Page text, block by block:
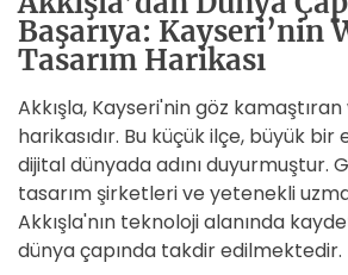
Başarıya: Kayseri’nin
Tasarım Harikası
Akkışla, Kayseri'nin göz
harikasıdır. Bu küçük ilçe, büyük
dijital dünyada adını duyurmuştur.
tasarım şirketleri ve yetenekli
Akkışla'nın teknoloji alanında
dünya çapında takdir edilmektedir.